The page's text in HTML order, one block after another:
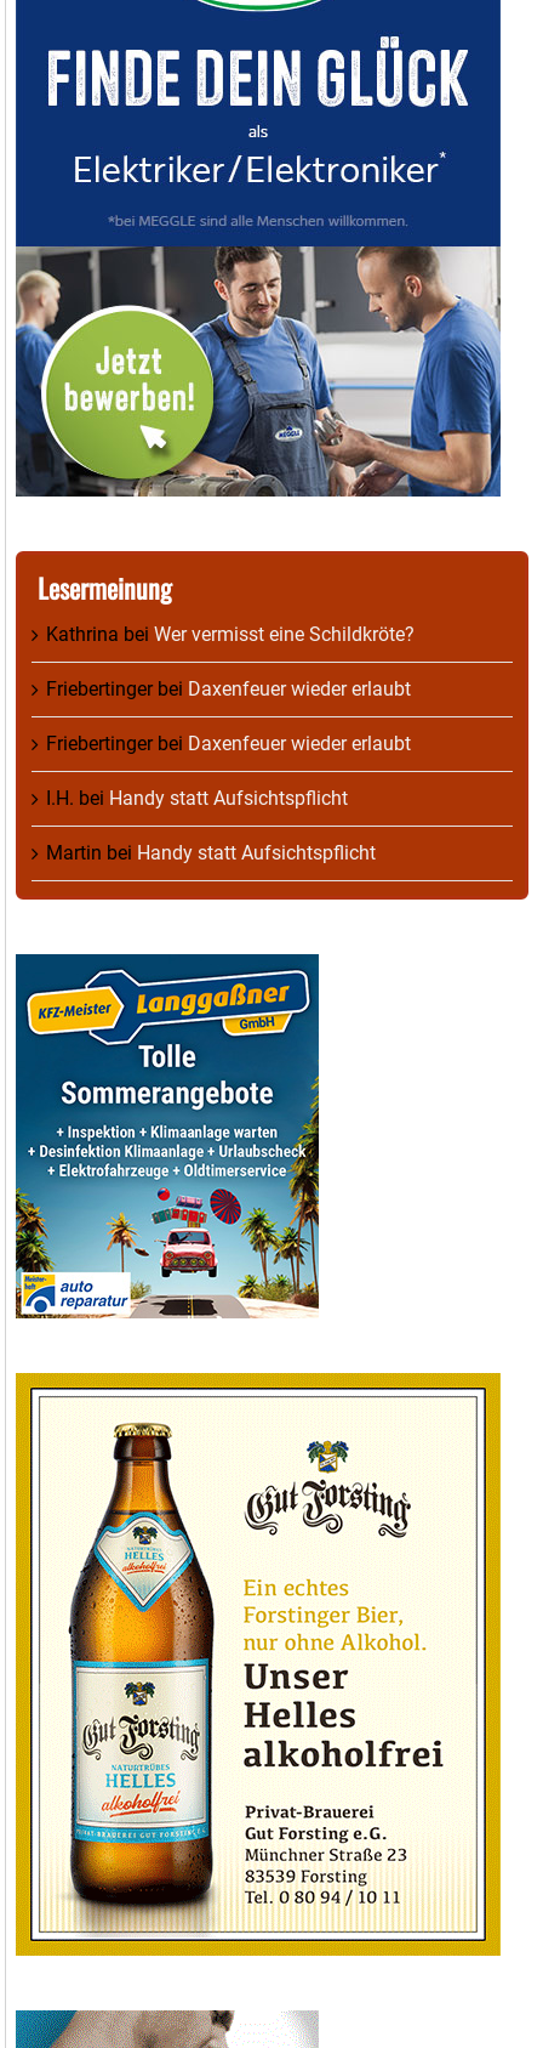
Lesermeinung
Kathrina bei Wer vermisst eine Schildkröte?
Friebertingerbei Daxenfeuer wieder erlaubt
Friebertingerbei Daxenfeuer wieder erlaubt
I.H. bei Handy statt Aufsichtspflicht
Martin bei Handy statt Aufsichtspflicht